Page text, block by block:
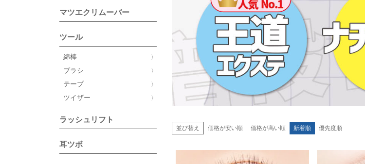
マツエクリムーバー
ツール
綿棒
ブラシ
テープ
ツイザー
ラッシュリフト
耳ツボ
並び替え 価格が安い順 価格が高い順 新着順 優先度順